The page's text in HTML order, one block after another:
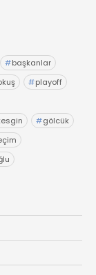
#başkanlar
#playoff
#gölcük